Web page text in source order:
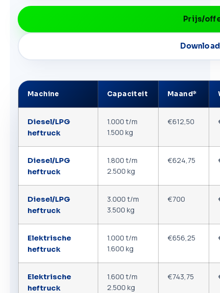
Prijs/
Machine Capaciteit Maand*
Diesel/LPG
heftruck
1.000 t/m
1.500 kg
€612,50
Diesel/LPG
heftruck
1.800 t/m
2.500 kg
€624,75
Diesel/LPG
heftruck
3.000 t/m
3.500 kg
€700
Elektrische
heftruck
1.000 t/m
1.600 kg
€656,25
Elektrische
heftruck
1.600 t/m
2.500 kg
€743,75